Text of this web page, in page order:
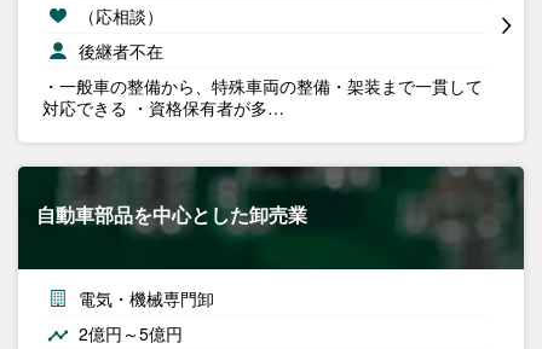
（応相談）
後継者不在
・一般車の整備から、特殊車両の整備・架装まで一貫して
対応できる ・資格保有者が多…
自動車部品を中心とした卸売業
電気・機械専門卸
2億円～5億円